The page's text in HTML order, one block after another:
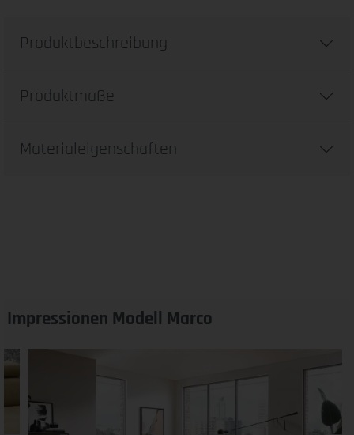
Produktbeschreibung
Produktmaße
Materialeigenschaften
Impressionen Modell Marco